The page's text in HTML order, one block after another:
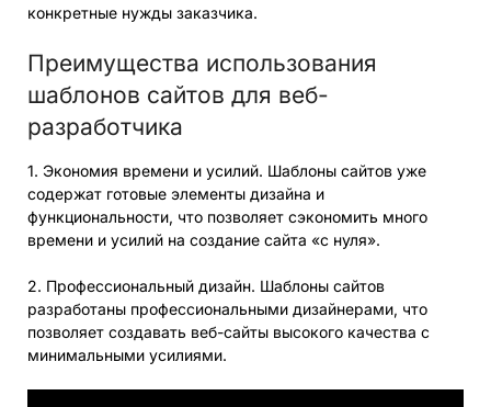
конкретные нужды заказчика.
Преимущества использования
шаблонов сайтов для веб-
разработчика
1. Экономия времени и усилий. Шаблоны сайтов уже
содержат готовые элементы дизайна и
функциональности, что позволяет сэкономить много
времени и усилий на создание сайта «с нуля».
2. Профессиональный дизайн. Шаблоны сайтов
разработаны профессиональными дизайнерами, что
позволяет создавать веб-сайты высокого качества с
минимальными усилиями.